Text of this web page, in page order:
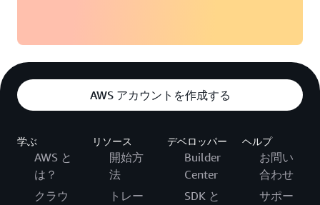
AWS アカウントを作成する
学ぶ
AWS と
は？
クラウ
リソース
開始方
法
トレー
デベロッパー
Builder
Center
SDK と
ヘルプ
お問い
合わせ
サポー